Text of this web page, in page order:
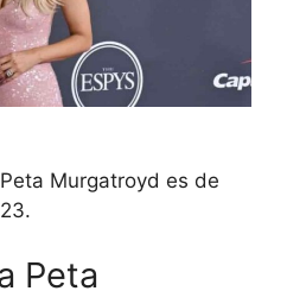
Murgatroyd es de
Peta